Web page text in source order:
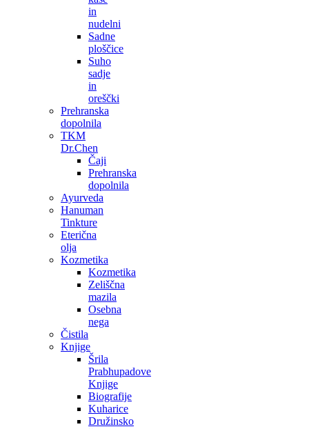
in
nudelni
Sadne
ploščice
Suho
sadje
in
oreščki
Prehranska
dopolnila
TKM
Dr.Chen
Čaji
Prehranska
dopolnila
Ayurveda
Hanuman
Tinkture
Eterična
olja
Kozmetika
Kozmetika
Zeliščna
mazila
Osebna
nega
Čistila
Knjige
Šrila
Prabhupadove
Knjige
Biografije
Kuharice
Družinsko